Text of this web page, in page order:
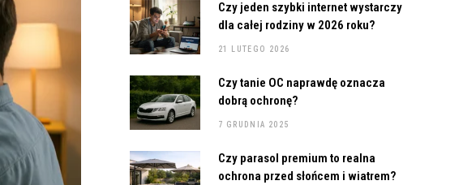
Czy jeden szybki internet wystarczy
dla całej rodziny w 2026 roku?
21 LUTEGO 2026
Czy tanie OC naprawdę oznacza
dobrą ochronę?
7 GRUDNIA 2025
Czy parasol premium to realna
ochrona przed słońcem i wiatrem?